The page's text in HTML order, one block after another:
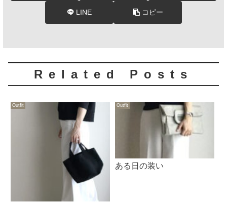
LINE コピー
Related Posts
Outfit Outfit
ある日の装い